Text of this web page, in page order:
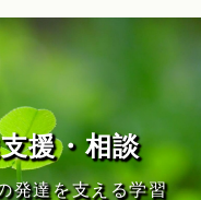
援・相談
発達を支える学習